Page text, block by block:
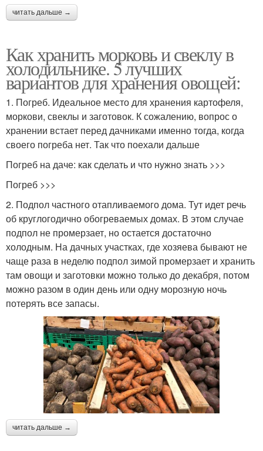
читать дальше →
Как хранить морковь и свеклу в
холодильнике. 5 лучших
вариантов для хранения овощей:
1. Погреб. Идеальное место для хранения картофеля,
моркови, свеклы и заготовок. К сожалению, вопрос о
хранении встает перед дачниками именно тогда, когда
своего погреба нет. Так что поехали дальше
Погреб на даче: как сделать и что нужно знать >>>
Погреб >>>
2. Подпол частного отапливаемого дома. Тут идет речь
об круглогодично обогреваемых домах. В этом случае
подпол не промерзает, но остается достаточно
холодным. На дачных участках, где хозяева бывают не
чаще раза в неделю подпол зимой промерзает и хранить
там овощи и заготовки можно только до декабря, потом
можно разом в один день или одну морозную ночь
потерять все запасы.
читать дальше →